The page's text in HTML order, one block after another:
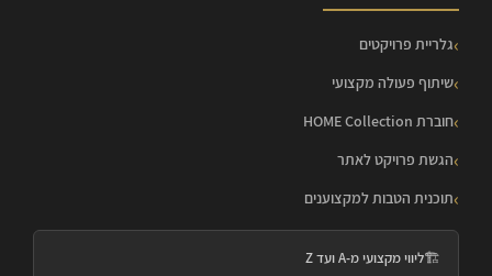
גלריית פרויקטים
שיתוף פעולה מקצועי
חוברת HOME Collection
הגשת פרויקט לאתר
תוכנית הטבות למקצוענים
🏗️ליווי מקצועי מ-A ועד Z